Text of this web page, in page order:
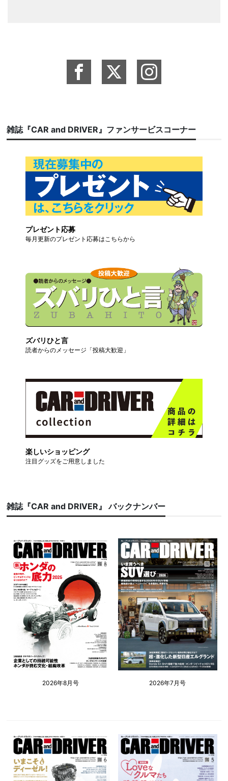
雑誌『CAR and DRIVER』ファンサービスコーナー
プレゼント応募
毎月更新のプレゼント応募はこちらから
ズバリひと言
読者からのメッセージ「投稿大歓迎」
楽しいショッピング
注目グッズをご用意しました
雑誌『CAR and DRIVER』 バックナンバー
2026年8月号 2026年7月号